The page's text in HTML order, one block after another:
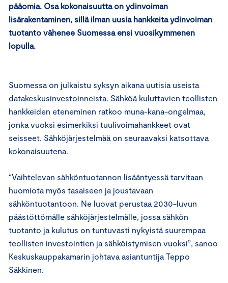
pääomia. Osa kokonaisuutta on ydinvoiman
lisärakentaminen, sillä ilman uusia hankkeita ydinvoiman
tuotanto vähenee Suomessa ensi vuosikymmenen
lopulla.
Suomessa on julkaistu syksyn aikana uutisia useista
datakeskusinvestoinneista. Sähköä kuluttavien teollisten
hankkeiden eteneminen ratkoo muna-kana-ongelmaa,
jonka vuoksi esimerkiksi tuulivoimahankkeet ovat
seisseet. Sähköjärjestelmää on seuraavaksi katsottava
kokonaisuutena.
“Vaihtelevan sähköntuotannon lisääntyessä tarvitaan
huomiota myös tasaiseen ja joustavaan
sähköntuotantoon. Ne luovat perustaa 2030-luvun
päästöttömälle sähköjärjestelmälle, jossa sähkön
tuotanto ja kulutus on tuntuvasti nykyistä suurempaa
teollisten investointien ja sähköistymisen vuoksi”, sanoo
Keskuskauppakamarin johtava asiantuntija Teppo
Säkkinen.